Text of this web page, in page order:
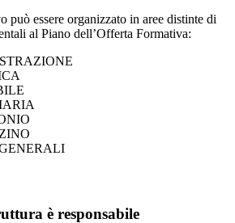
può essere organizzato in aree distinte di
al Piano dell’Offerta Formativa:
è responsabile